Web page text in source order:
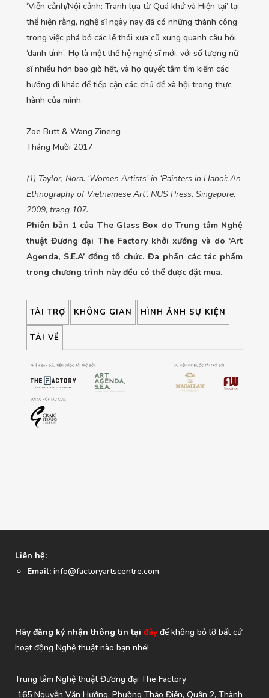
‘Viễn cảnh/Nội cảnh: Tranh lụa từ Quá khứ và Hiện tại’ lại
thể hiện rằng, nghệ sĩ ngày nay đã có những thành công
trong việc phá bỏ các lề thói xưa cũ xung quanh câu hỏi
‘danh tính’. Họ là một thế hệ nghệ sĩ mới, với số lượng nữ
sĩ nhiều hơn bao giờ hết, và họ quyết tâm tìm kiếm các
hướng đi khác để tiếp cận các chủ đề xã hội trong thực
hành của mình.
Zoe Butt & Wang Zineng
Tháng Mười 2017
(1) Taylor, Nora. ‘Women Artists’ in ‘Painters in Hanoi: An
Ethnography of Vietnamese Art’. NUS Press, Singapore,
2009, trang 107.
Phiên bản 1 của The Glass Box do Trung tâm Nghệ
thuật Đương đại The Factory khởi xướng và do ‘Art
Agenda, S.E.A’ đồng tổ chức. Đa phần các tác phẩm
trong chương trình này đều có thể được đặt mua.
TÀI TRỢ KHÔNG GIAN HÌNH ẢNH SỰ KIỆN
TẢI VỀ
Liên hệ:
Email: info@factoryartscentre.com
Hãy đăng ký nhận thông tin tại đây để không bỏ lỡ bất cứ
hoạt động Nghệ thuật nào bạn nhé!
Trung tâm Nghệ thuật Đương đại The Factory
165 Nguyễn Văn Hưởng, Phường Thảo Điền, Quận 2, Thành